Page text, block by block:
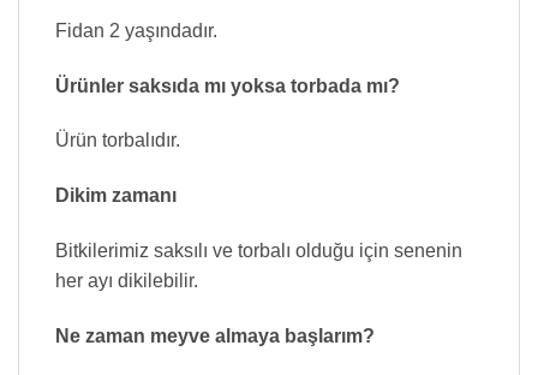
Fidan 2 yaşındadır.
Ürünler saksıda mı yoksa torbada mı?
Ürün torbalıdır.
Dikim zamanı
Bitkilerimiz saksılı ve torbalı olduğu için senenin
her ayı dikilebilir.
Ne zaman meyve almaya başlarım?